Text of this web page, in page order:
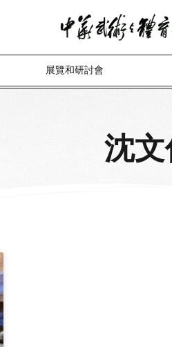
展覽和研討會
沈